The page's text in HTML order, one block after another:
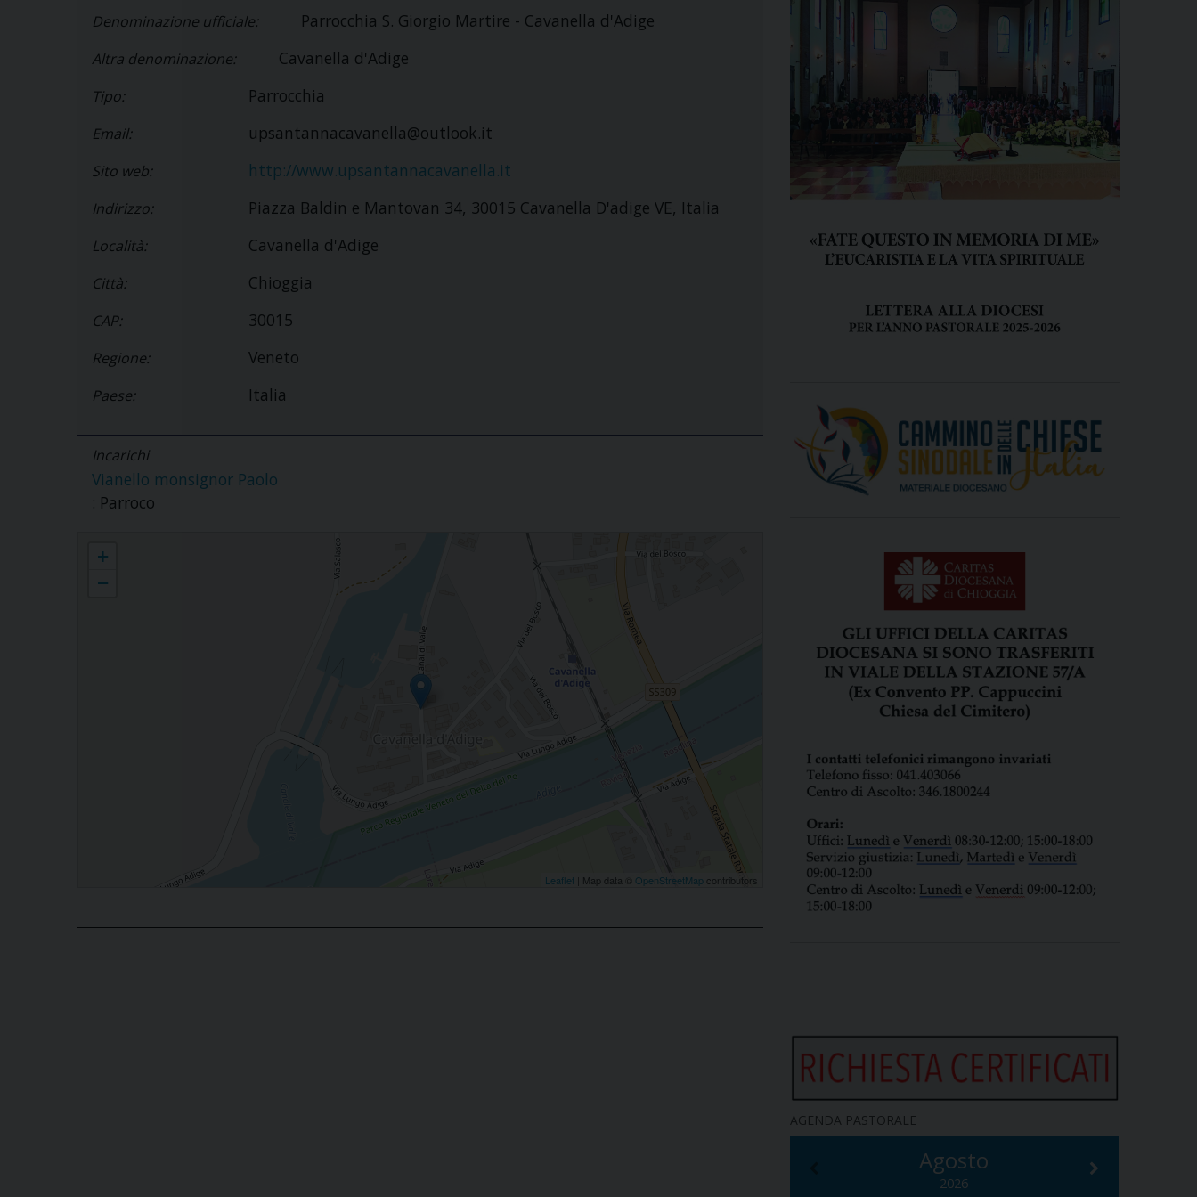
Denominazione ufficiale: Parrocchia S. Giorgio Martire - Cavanella d'Adige
Altra denominazione: Cavanella d'Adige
Tipo: Parrocchia
Email: upsantannacavanella@outlook.it
Sito web: http://www.upsantannacavanella.it
Indirizzo: Piazza Baldin e Mantovan 34, 30015 Cavanella D'adige VE, Italia
Località: Cavanella d'Adige
Città: Chioggia
CAP: 30015
Regione: Veneto
Paese: Italia
Incarichi
Vianello monsignor Paolo
: Parroco
+
−
Leaflet | Map data © OpenStreetMap contributors
AGENDA PASTORALE
Agosto
2026